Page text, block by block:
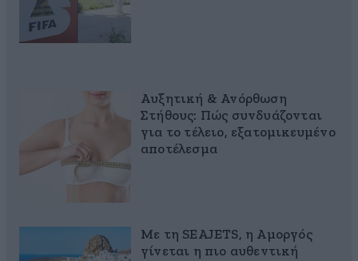
Αυξητική & Ανόρθωση
Στήθους: Πώς συνδυάζονται
για το τέλειο, εξατομικευμένο
αποτέλεσμα
Με τη SEAJETS, η Αμοργός
γίνεται η πιο αυθεντική